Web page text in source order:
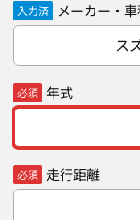
入力済 メーカー・
ス
必須 年式
必須 走行距離